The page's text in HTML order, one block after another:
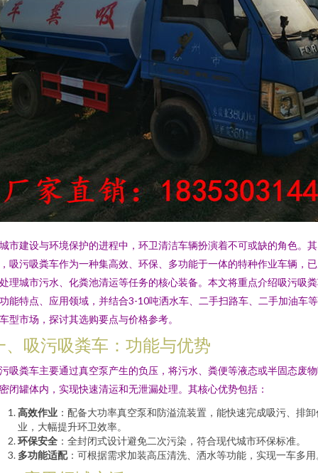
市建设与环境保护的进程中，环卫清洁车辆扮演着不可或缺的角色。其
吸污吸粪车作为一种集高效、环保、多功能于一体的特种作业车辆，
理城市污水、化粪池清运等任务的核心装备。本文将重点介绍吸污吸
能特点、应用领域，并结合3-10吨洒水车、二手扫路车、二手加油车
型市场，探讨其选购要点与价格参考。
、吸污吸粪车：功能与优势
吸粪车主要通过真空泵产生的负压，将污水、粪便等液态或半固态废
闭罐体内，实现快速清运和无泄漏处理。其核心优势包括：
高效作业 ：配备大功率真空泵和防溢流装置，能快速完成吸污、排卸
业，大幅提升环卫效率。
环保安全 ：全封闭式设计避免二次污染，符合现代城市环保标准。
多功能适配：可根据需求加装高压清洗、洒水等功能，实现一车多用